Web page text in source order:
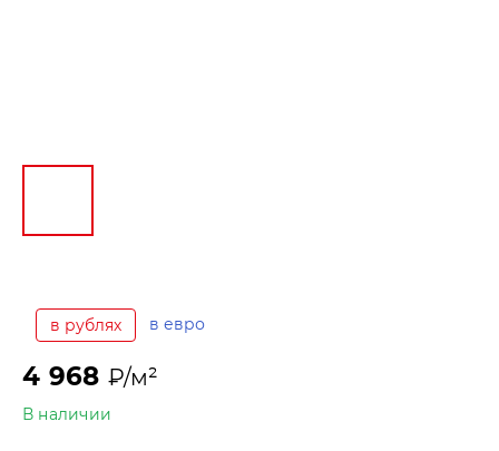
в рублях в евро
4 968 ₽/м²
В наличии